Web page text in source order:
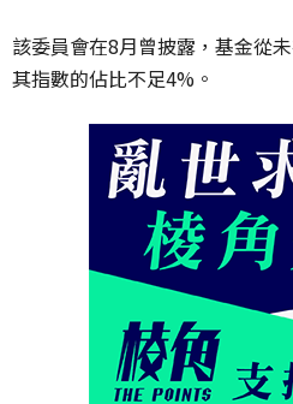
該委員會在8月曾披露，基金從
其指數的佔比不足4%。